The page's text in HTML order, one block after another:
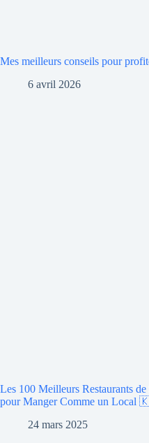
Mes meilleurs conseils pour
6 avril 2026
Les 100 Meilleurs Restaurants
pour Manger Comme un Local
24 mars 2025